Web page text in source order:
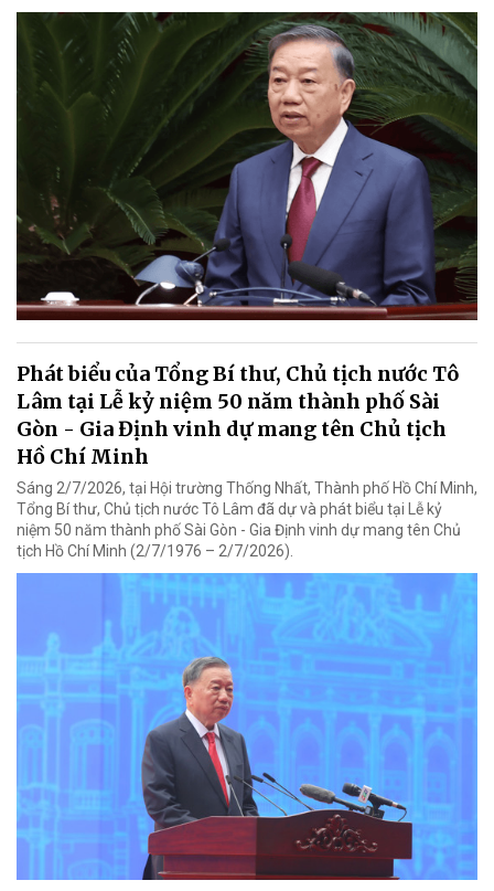
Phát biểu của Tổng Bí thư, Chủ tịch nước Tô
Lâm tại Lễ kỷ niệm 50 năm thành phố Sài
Gòn - Gia Định vinh dự mang tên Chủ tịch
Hồ Chí Minh
Sáng 2/7/2026, tại Hội trường Thống Nhất, Thành phố Hồ Chí Minh,
Tổng Bí thư, Chủ tịch nước Tô Lâm đã dự và phát biểu tại Lễ kỷ
niệm 50 năm thành phố Sài Gòn - Gia Định vinh dự mang tên Chủ
tịch Hồ Chí Minh (2/7/1976 – 2/7/2026).